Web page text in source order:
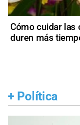
Cómo cuidar las
duren más
+ Política